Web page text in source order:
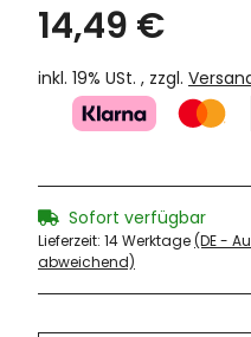
14,49 €
inkl. 19% USt. , zzgl.
Sofort verfügbar
Lieferzeit: 14 Werktage(DE -
abweichend)